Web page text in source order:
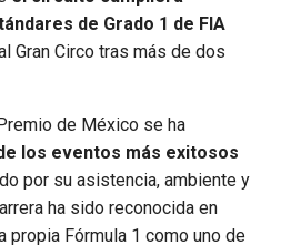
de Grado 1 de FIA
Gran Circo tras más de dos
de México se ha
los eventos más exitosos
por su asistencia, ambiente y
ha sido reconocida en
Fórmula 1 como uno de